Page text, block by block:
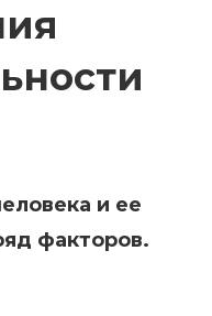
и ее
факторов.